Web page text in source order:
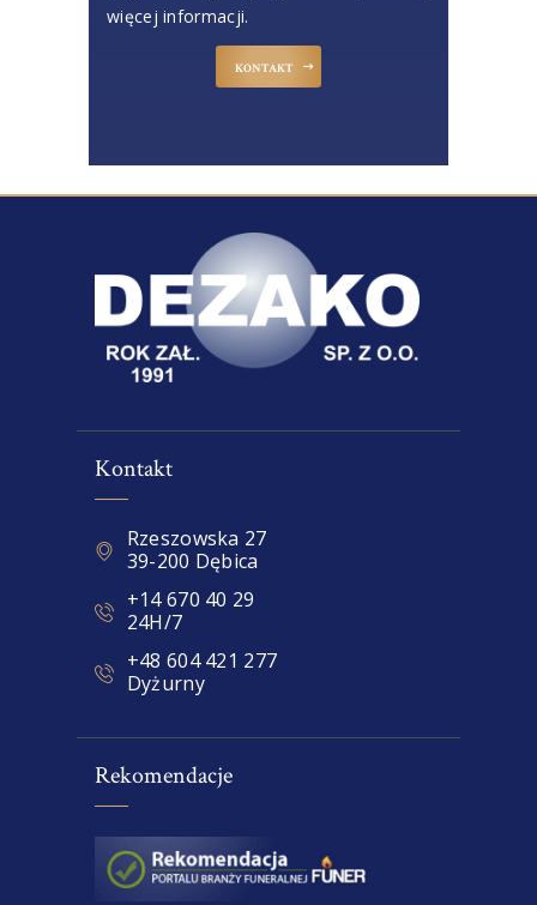
więcej informacji.
KONTAKT
Kontakt
Rzeszowska 27
39-200 Dębica
+14 670 40 29
24H/7
+48 604 421 277
Dyżurny
Rekomendacje